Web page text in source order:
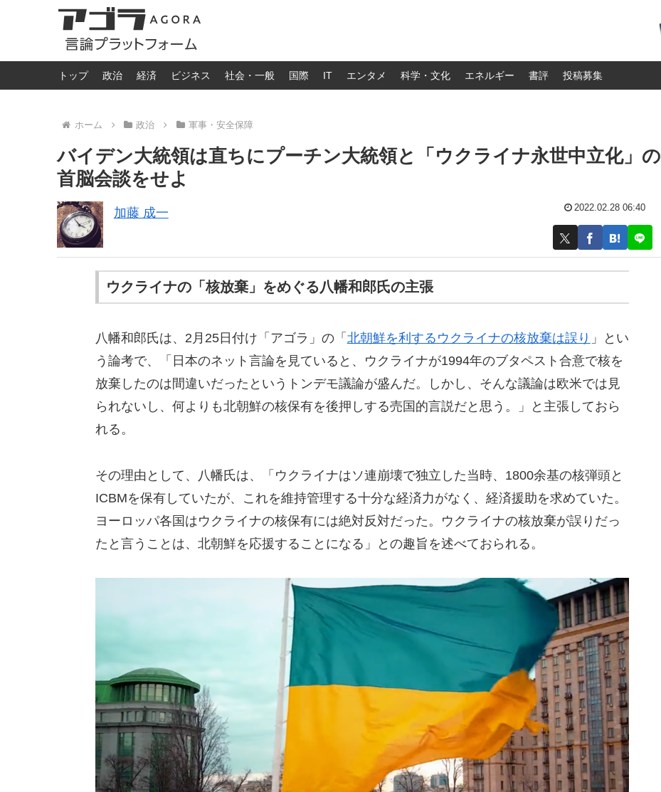
トップ 政治 経済 ビジネス 社会・一般 国際 IT エンタメ 科学・文化 エネルギー 書評 投稿募集
ホーム 政治 軍事・安全保障
バイデン大統領は直ちにプーチン大統領と「ウクライナ永世中立化」の
首脳会談をせよ
加藤 成一 2022.02.28 06:40
ウクライナの「核放棄」をめぐる八幡和郎氏の主張
八幡和郎氏は、2月25日付け「アゴラ」の「 北朝鮮を利するウクライナの核放棄は誤り 」とい
う論考で、「日本のネット言論を見ていると、ウクライナが1994年のブタペスト合意で核を
放棄したのは間違いだったというトンデモ議論が盛んだ。しかし、そんな議論は欧米では見
られないし、何よりも北朝鮮の核保有を後押しする売国的言説だと思う。」と主張しておら
れる。
その理由として、八幡氏は、「ウクライナはソ連崩壊で独立した当時、1800余基の核弾頭と
ICBMを保有していたが、これを維持管理する十分な経済力がなく、経済援助を求めていた。
ヨーロッパ各国はウクライナの核保有には絶対反対だった。ウクライナの核放棄が誤りだっ
たと言うことは、北朝鮮を応援することになる」との趣旨を述べておられる。